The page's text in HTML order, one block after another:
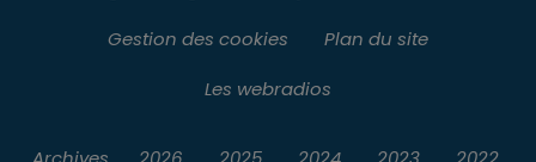
Gestion des cookies
Plan du site
Les webradios